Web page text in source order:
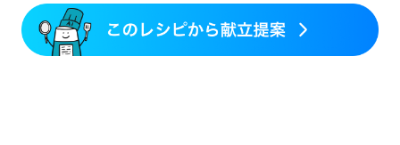
乳がん治療を終えた方・経過観察中の方など
妊婦健診・体重増加が気になる（初期）
妊婦健診・血圧が気になる（初期）